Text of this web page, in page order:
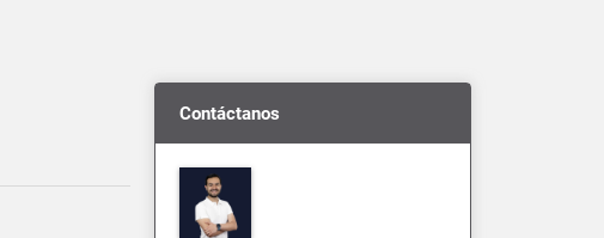
Contáctanos